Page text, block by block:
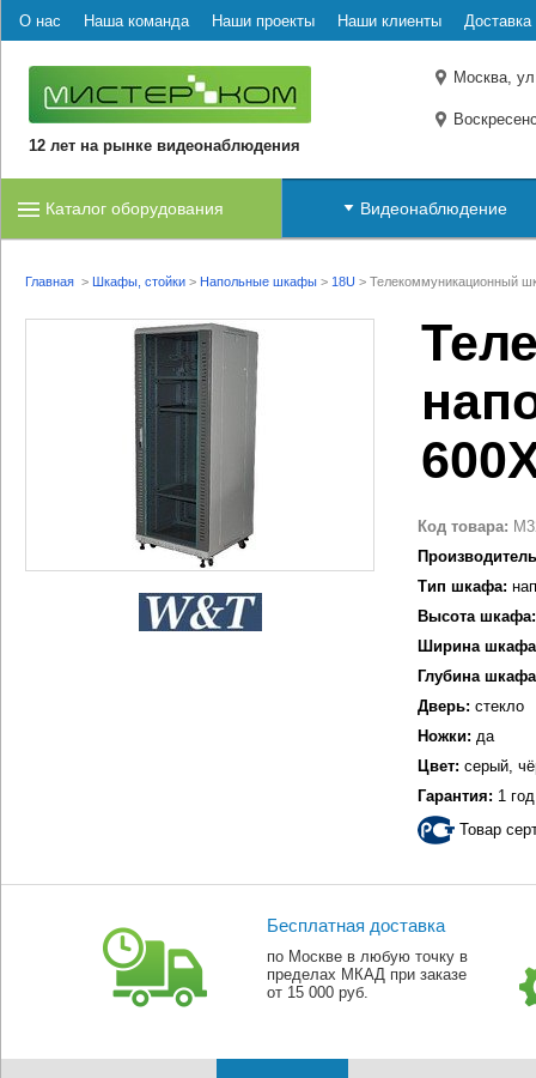
О нас Наша команда Наши проекты Наши клиенты Доставка
12 лет на рынке видеонаблюдения
Москва,
Каталог оборудования Видеонаблюдение
Главная > Шкафы, стойки > Напольные шкафы > 18U > Телекоммуникационный
Код товара:
Тип шкафа:
Высота шкафа:
Ширина
Глубина
Дверь: стекло
Ножки: да
Цвет: серый,
Гарантия: 1 год
Товар
Бесплатная доставка
по Москве в любую точку в
пределах МКАД при заказе
от 15 000 руб.